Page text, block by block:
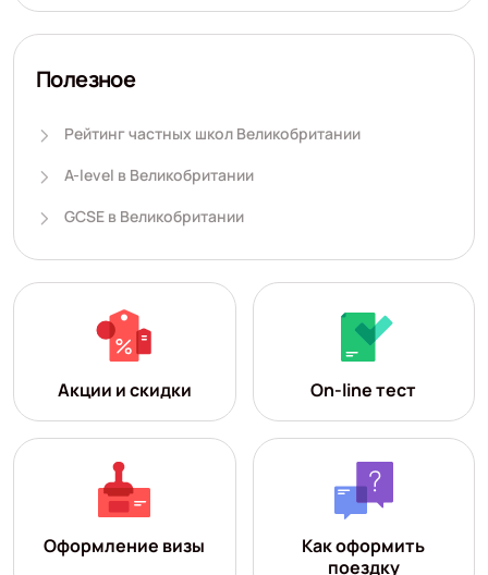
Полезное
Рейтинг частных школ Великобритании
A-level в Великобритании
GCSE в Великобритании
Акции и скидки On-line тест
Оформление визы
Как оформить
поездку